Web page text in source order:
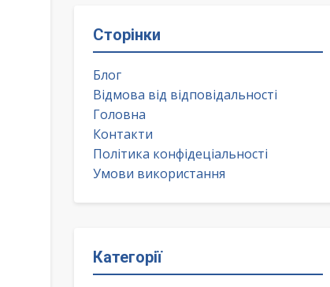
Сторінки
Блог
Відмова від відповідальності
Головна
Контакти
Політика конфідеціальності
Умови використання
Категорії